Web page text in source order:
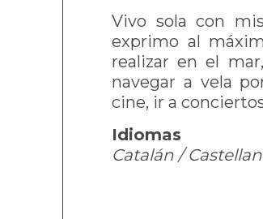
Vivo sola con
exprimo al
realizar en el
navegar a vela
cine, ir a
Idiomas
Catalán /